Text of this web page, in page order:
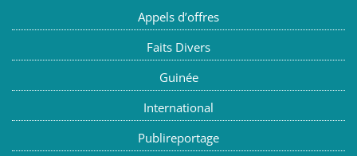
Appels d’offres
Faits Divers
Guinée
International
Publireportage